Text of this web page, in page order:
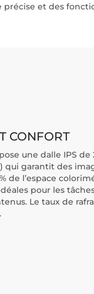
et des
CONFORT
une dalle IPS de
qui garantit des
de l’espace
pour les
Le taux de